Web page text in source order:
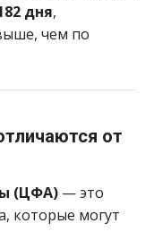
дня,
чем по
от
(ЦФА) — это
которые могут